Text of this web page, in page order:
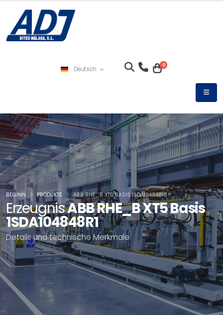
Deutsch 0
ErzeugnisABB RHE_B XT5 Basis
1SDA104848R1
Details und technische Merkmale
BEGINN PRODUKTE ABB RHE_B XT5 BASIS 1SDA104848R1